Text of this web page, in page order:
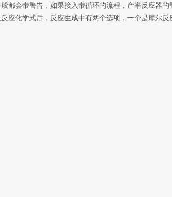
都会带警告，如果接入带循环的流程，产率反应器的
应化学式后，反应生成中有两个选项，一个是摩尔